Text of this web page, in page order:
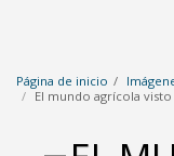
Página de inicio
El mundo agrícola